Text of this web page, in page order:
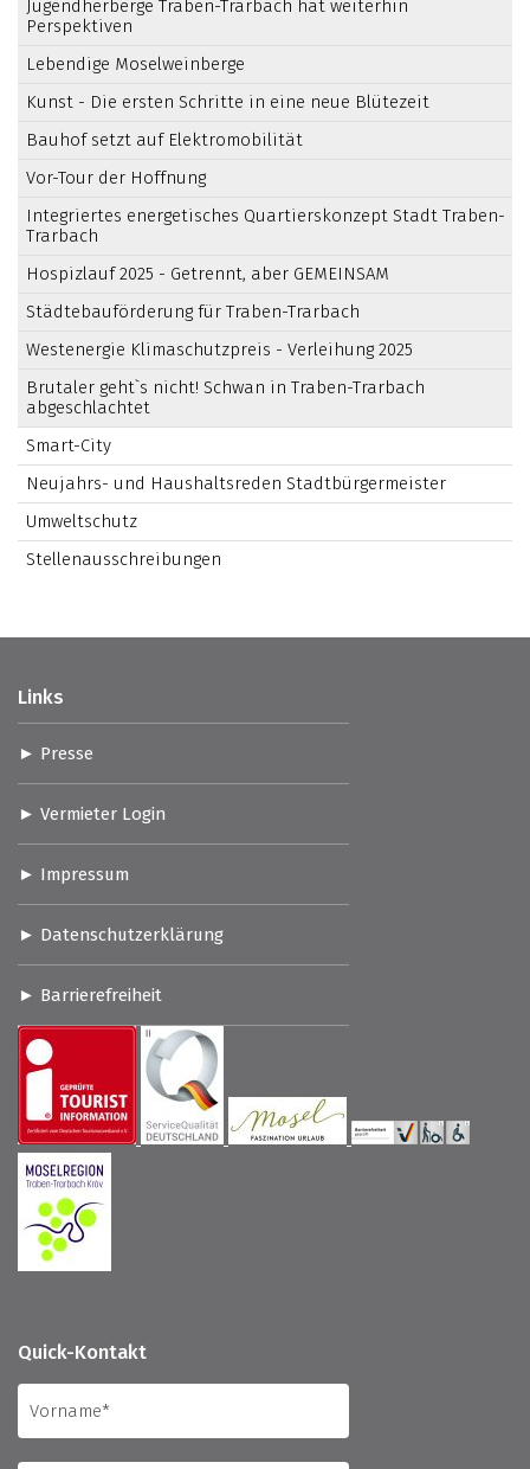
Jugendherberge Traben-Trarbach hat weiterhin
Perspektiven
Lebendige Moselweinberge
Kunst - Die ersten Schritte in eine neue Blütezeit
Bauhof setzt auf Elektromobilität
Vor-Tour der Hoffnung
Integriertes energetisches Quartierskonzept Stadt Traben-
Trarbach
Hospizlauf 2025 - Getrennt, aber GEMEINSAM
Städtebauförderung für Traben-Trarbach
Westenergie Klimaschutzpreis - Verleihung 2025
Brutaler geht`s nicht! Schwan in Traben-Trarbach
abgeschlachtet
Smart-City
Neujahrs- und Haushaltsreden Stadtbürgermeister
Umweltschutz
Stellenausschreibungen
Links
Presse
Vermieter Login
Impressum
Datenschutzerklärung
Barrierefreiheit
Quick-Kontakt